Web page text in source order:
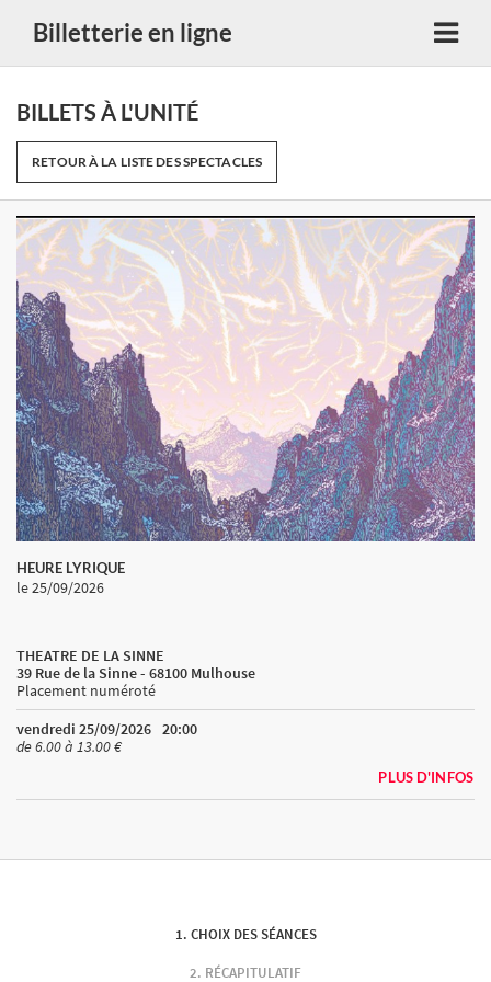
Billetterie en ligne
BILLETS À L'UNITÉ
RETOUR À LA LISTE DES SPECTACLES
HEURE LYRIQUE
le 25/09/2026
THEATRE DE LA SINNE
39 Rue de la Sinne - 68100 Mulhouse
Placement numéroté
vendredi 25/09/2026 20:00
de 6.00 à 13.00 €
PLUS D'INFOS
CHOIX DES SÉANCES
RÉCAPITULATIF